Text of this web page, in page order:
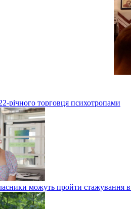
річного торговця психотропами
можуть пройти стажування